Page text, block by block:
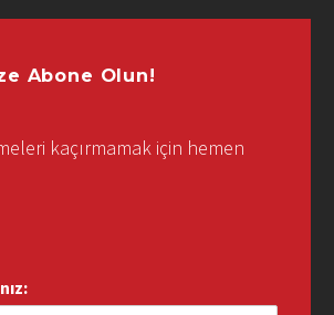
Abone Olun!
kaçırmamak için hemen